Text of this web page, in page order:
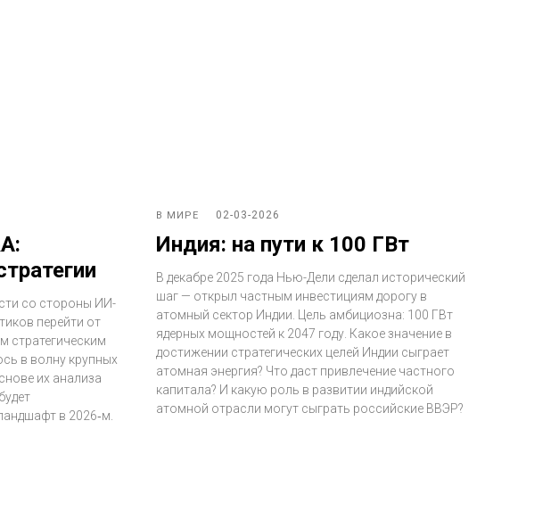
со стороны ИИ-
перейти от
стратегическим
в волну крупных
их анализа
в 2026‑м.
В МИРЕ 02-03-2026
Индия: на пути к 100 ГВт
В декабре 2025 года Нью-Дели сделал исторический
шаг — открыл частным инвестициям дорогу в
атомный сектор Индии. Цель амбициозна: 100 ГВт
ядерных мощностей к 2047 году. Какое значение в
достижении стратегических целей Индии сыграет
атомная энергия? Что даст привлечение частного
капитала? И какую роль в развитии индийской
атомной отрасли могут сыграть российские ВВЭР?